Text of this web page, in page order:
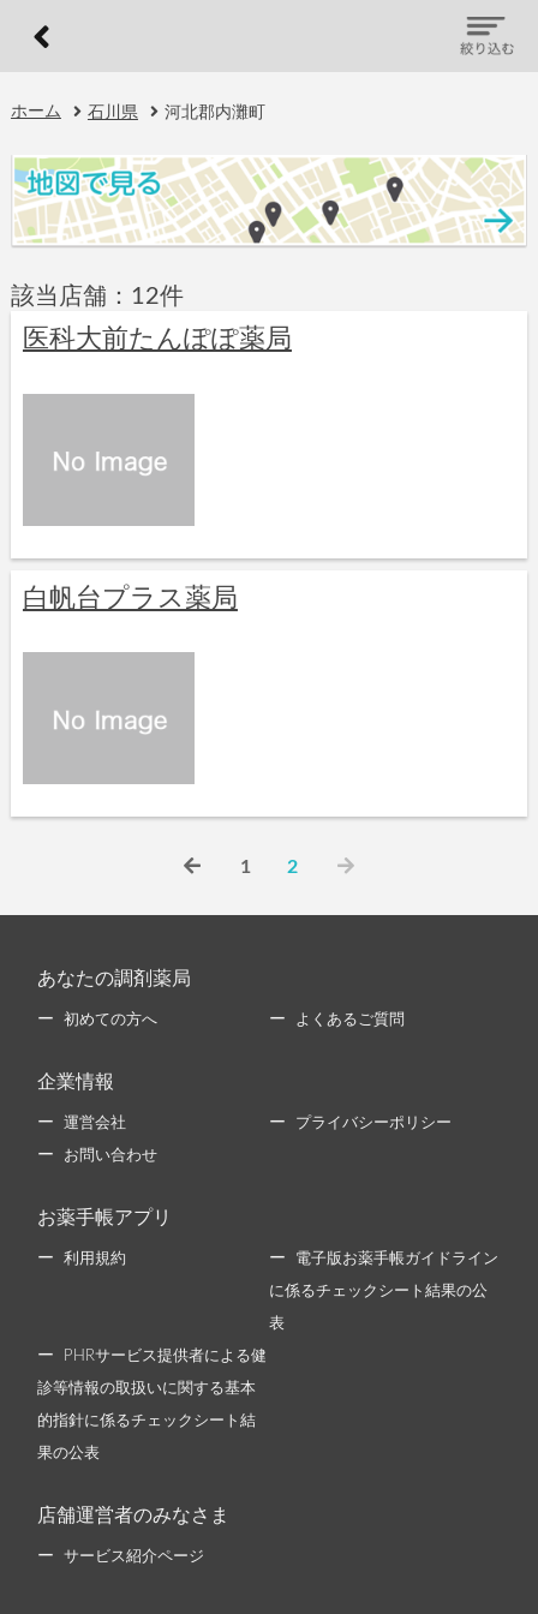
ホーム 石川県 河北郡内灘町
該当店舗：12件
医科大前たんぽぽ薬局
白帆台プラス薬局
1 2
あなたの調剤薬局
初めての方へ よくあるご質問
企業情報
運営会社 プライバシーポリシー
お問い合わせ
お薬手帳アプリ
利用規約 電子版お薬手帳ガイドライン
に係るチェックシート結果の公
表
PHRサービス提供者による健
診等情報の取扱いに関する基本
的指針に係るチェックシート結
果の公表
店舗運営者のみなさま
サービス紹介ページ